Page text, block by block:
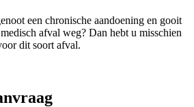
een chronische aandoening en gooit
afval weg? Dan hebt u misschien
dit soort afval.